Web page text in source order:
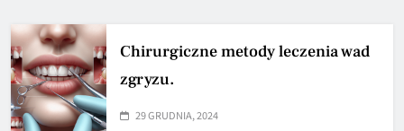
Chirurgiczne metody leczenia wad
zgryzu.
29 GRUDNIA, 2024